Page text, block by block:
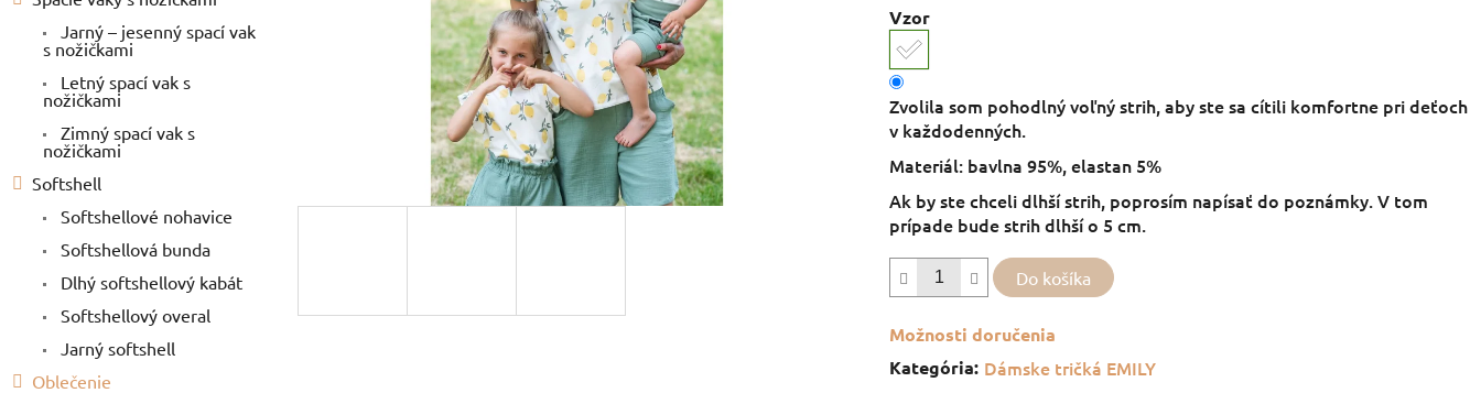
Jarný – jesenný spací vak
s nožičkami
Letný spací vak s
nožičkami
Zimný spací vak s
nožičkami
Softshell
Softshellové nohavice
Softshellová bunda
Dlhý softshellový kabát
Softshellový overal
Jarný softshell
Oblečenie
Vzor
Zvolila som pohodlný voľný strih, aby ste sa cítili komfortne pri deťoch
v každodenných.
Materiál: bavlna 95%, elastan 5%
Ak by ste chceli dlhší strih, poprosím napísať do poznámky. V tom
prípade bude strih dlhší o 5 cm.
Do košíka
Možnosti doručenia
Kategória: Dámske tričká EMILY